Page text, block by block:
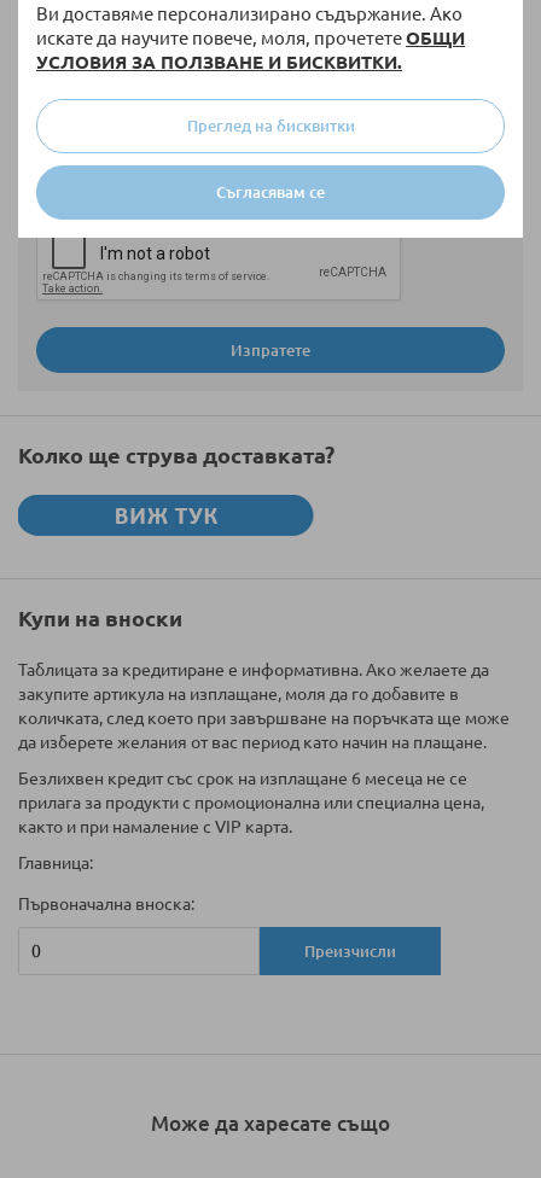
Ви доставяме персонализирано съдържание. Ако
искате да научите повече, моля, прочететеОБЩИ
УСЛОВИЯ ЗА ПОЛЗВАНЕ И БИСКВИТКИ.
Съгласявам се
Преглед на бисквитки
Мнение
Изпратете
Колко ще струва доставката?
Купи на вноски
Таблицата за кредитиране е информативна. Ако желаете да
закупите артикула на изплащане, моля да го добавите в
количката, след което при завършване на поръчката ще може
да изберете желания от вас период като начин на плащане.
Безлихвен кредит със срок на изплащане 6 месеца не се
прилага за продукти с промоционална или специална цена,
както и при намаление с VIP карта.
Главница:
Първоначална вноска:
Преизчисли
Може да харесате също